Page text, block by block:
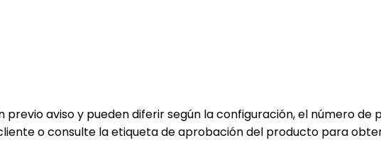
previo aviso y pueden diferir según la configuración, el número de
o consulte la etiqueta de aprobación del producto para